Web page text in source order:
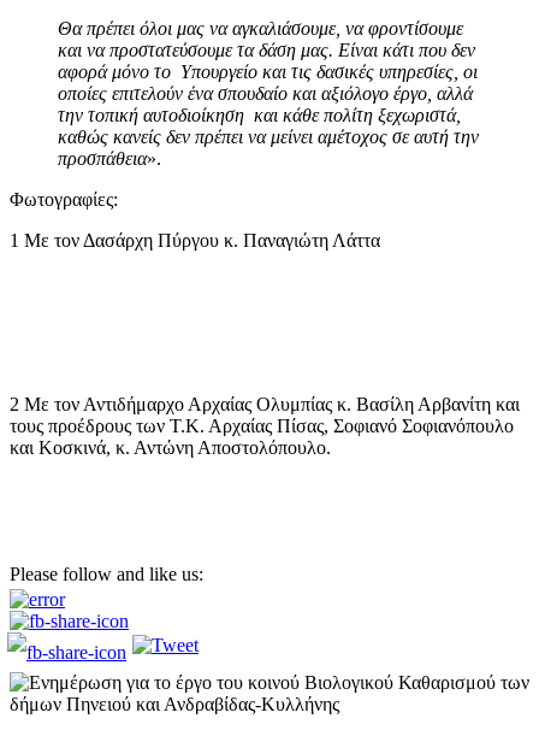
Θα πρέπει όλοι μας να αγκαλιάσουμε, να φροντίσουμε
και να προστατεύσουμε τα δάση μας. Είναι κάτι που δεν
αφορά μόνο το Υπουργείο και τις δασικές υπηρεσίες, οι
οποίες επιτελούν ένα σπουδαίο και αξιόλογο έργο, αλλά
την τοπική αυτοδιοίκηση και κάθε πολίτη ξεχωριστά,
καθώς κανείς δεν πρέπει να μείνει αμέτοχος σε αυτή την
προσπάθεια».
Φωτογραφίες:
1 Με τον Δασάρχη Πύργου κ. Παναγιώτη Λάττα
2 Με τον Αντιδήμαρχο Αρχαίας Ολυμπίας κ. Βασίλη Αρβανίτη και
τους προέδρους των Τ.Κ. Αρχαίας Πίσας, Σοφιανό Σοφιανόπουλο
και Κοσκινά, κ. Αντώνη Αποστολόπουλο.
Please follow and like us: